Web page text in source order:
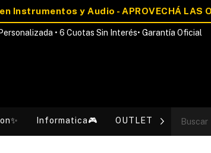
• 6 Cuotas Sin Interés• Garantía Oficial
Informatica🎮 OUTLET💰 Blog